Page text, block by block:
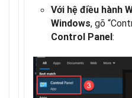
Với hệ điều hành
Windows, gõ
Control Panel: